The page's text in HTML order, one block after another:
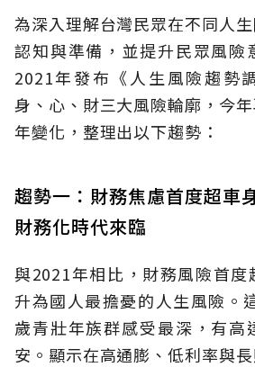
為深入理解台灣民眾在不同人
認知與準備，並提升民眾風險
2021年發布《人生風險趨勢
身、心、財三大風險輪廓，今
年變化，整理出以下趨勢：
趨勢一：財務焦慮首度超車
財務化時代來臨
與2021年相比，財務風險首度
升為國人最擔憂的人生風險。
歲青壯年族群感受最深，有高
安。顯示在高通膨、低利率與